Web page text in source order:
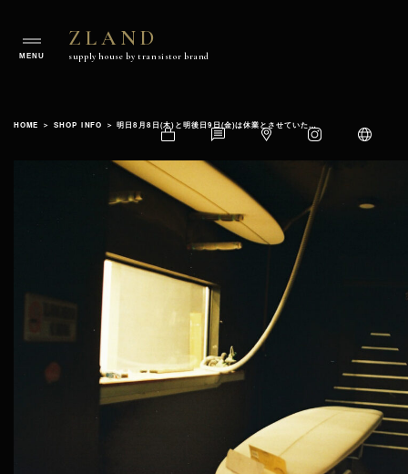
ZLAND
supply house by transistor brand
ZLAND
transistorbrand
HOME ＞ SHOP INFO ＞明日8月8日(木)と明後日9日(金)は休業とさせていただきます。
Shop Contact
Google
Instagram Language